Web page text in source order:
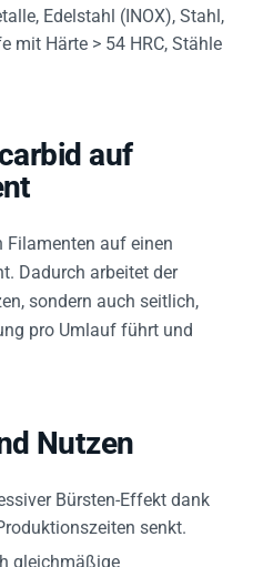
Edelstahl (INOX), Stahl,
mit Härte > 54 HRC, Stähle
auf
Filamenten auf einen
Dadurch arbeitet der
sondern auch seitlich,
pro Umlauf führt und
Nutzen
Bürsten-Effekt dank
senkt.
gleichmäßige